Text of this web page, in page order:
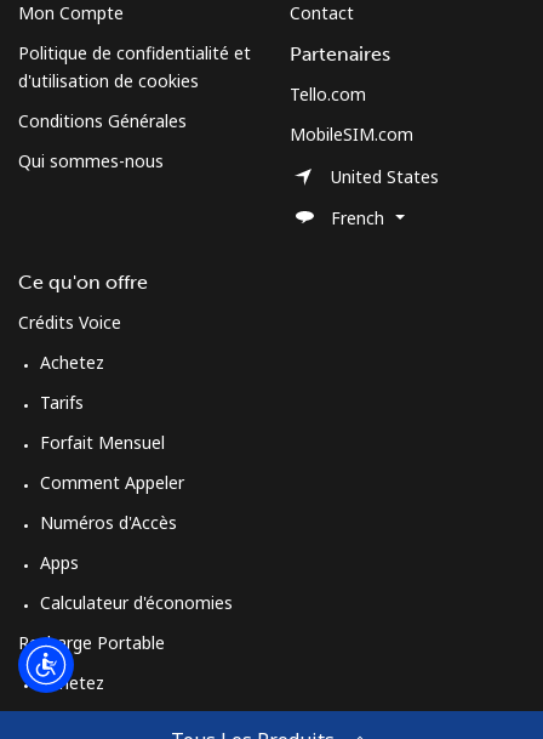
Mon Compte
Politique de confidentialité et
d'utilisation de cookies
Conditions Générales
Qui sommes-nous
Ce qu'on offre
Crédits Voice
Achetez
Tarifs
Forfait Mensuel
Comment Appeler
Numéros d'Accès
Apps
Calculateur d'économies
Recharge Portable
Achetez
Contact
Partenaires
Tello.com
MobileSIM.com
United States
French